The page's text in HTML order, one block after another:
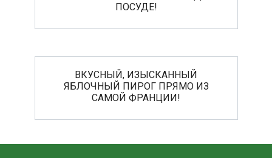
ПОСУДЕ!
ВКУСНЫЙ, ИЗЫСКАННЫЙ
ЯБЛОЧНЫЙ ПИРОГ ПРЯМО ИЗ
САМОЙ ФРАНЦИИ!